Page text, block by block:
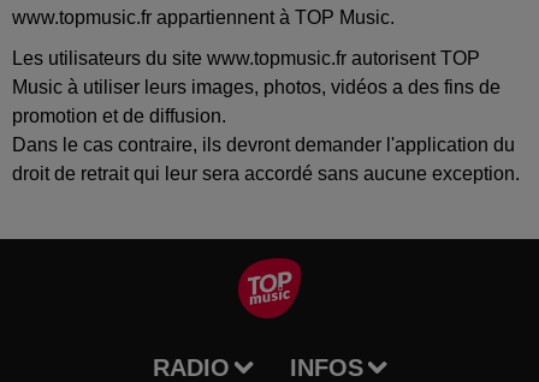
www.topmusic.fr appartiennent à TOP Music.
Les utilisateurs du site www.topmusic.fr autorisent TOP
Music à utiliser leurs images, photos, vidéos a des fins de
promotion et de diffusion.
Dans le cas contraire, ils devront demander l'application du
droit de retrait qui leur sera accordé sans aucune exception.
RADIO INFOS